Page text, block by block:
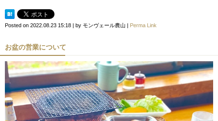
Posted on 2022.08.23 15:18 | by モンヴェール農山 | Perma Link
お盆の営業について